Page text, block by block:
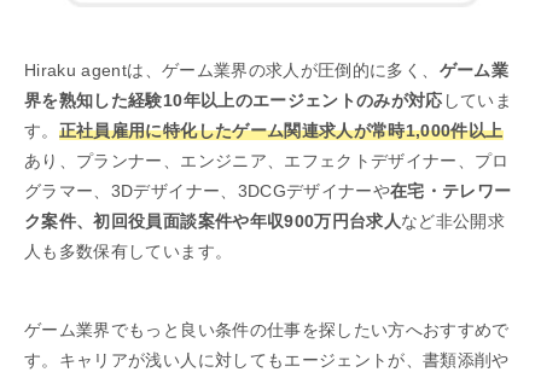
Hiraku agentは、ゲーム業界の求人が圧倒的に多く、 ゲーム業
界を熟知した経験10年以上のエージェントのみが対応 していま
す。 正社員雇用に特化したゲーム関連求人が常時1,000件以上
あり、プランナー、エンジニア、エフェクトデザイナー、プロ
グラマー、3Dデザイナー、3DCGデザイナーや在宅・テレワー
ク案件、初回役員面談案件や年収900万円台求人など非公開求
人も多数保有しています。
ゲーム業界でもっと良い条件の仕事を探したい方へおすすめで
す。キャリアが浅い人に対してもエージェントが、書類添削や